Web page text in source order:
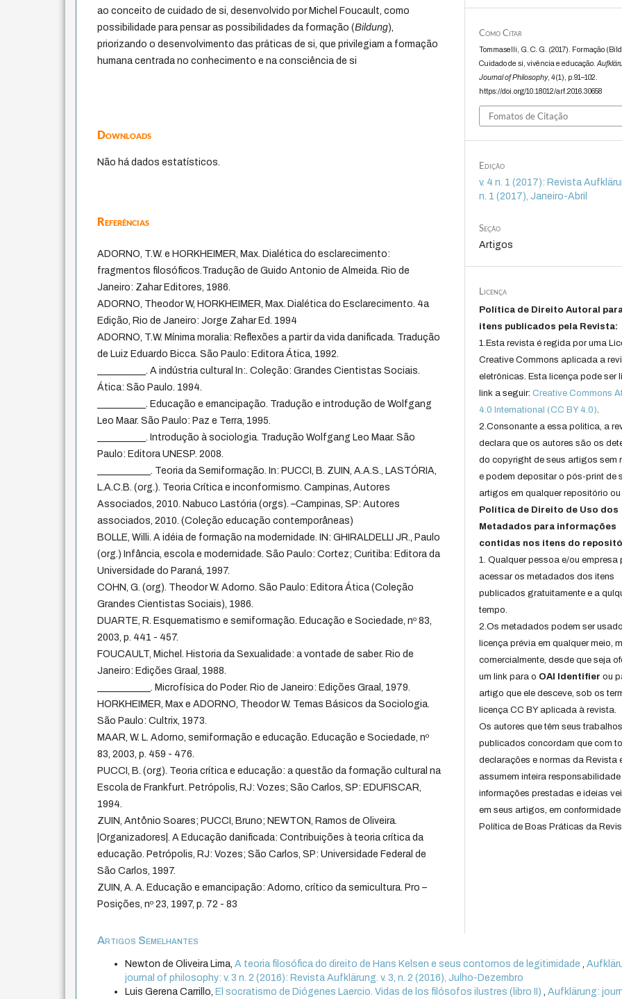
ao conceito de cuidado de si, desenvolvido por Michel Foucault, como
possibilidade para pensar as possibilidades da formação (Bildung),
priorizando o desenvolvimento das práticas de si, que privilegiam a formação
humana centrada no conhecimento e na consciência de si
Downloads
Não há dados estatísticos.
Referências
ADORNO, T.W. e HORKHEIMER, Max. Dialética do esclarecimento:
fragmentos filosóficos.Tradução de Guido Antonio de Almeida. Rio de
Janeiro: Zahar Editores, 1986.
ADORNO, Theodor W, HORKHEIMER, Max. Dialética do Esclarecimento. 4a
Edição, Rio de Janeiro: Jorge Zahar Ed. 1994
ADORNO, T.W. Mínima moralia: Reflexões a partir da vida danificada. Tradução
de Luiz Eduardo Bicca. São Paulo: Editora Ática, 1992.
__________. A indústria cultural In:. Coleção: Grandes Cientistas Sociais.
Ática: São Paulo. 1994.
__________. Educação e emancipação. Tradução e introdução de Wolfgang
Leo Maar. São Paulo: Paz e Terra, 1995.
__________. Introdução à sociologia. Tradução Wolfgang Leo Maar. São
Paulo: Editora UNESP. 2008.
___________. Teoria da Semiformação. In: PUCCI, B. ZUIN, A.A.S., LASTÓRIA,
L.A.C.B. (org.). Teoria Crítica e inconformismo. Campinas, Autores
Associados, 2010. Nabuco Lastória (orgs). –Campinas, SP: Autores
associados, 2010. (Coleção educação contemporâneas)
BOLLE, Willi. A idéia de formação na modernidade. IN: GHIRALDELLI JR., Paulo
(org.) Infância, escola e modernidade. São Paulo: Cortez; Curitiba: Editora da
Universidade do Paraná, 1997.
COHN, G. (org). Theodor W. Adorno. São Paulo: Editora Ática (Coleção
Grandes Cientistas Sociais), 1986.
DUARTE, R. Esquematismo e semiformação. Educação e Sociedade, nº 83,
2003, p. 441 - 457.
FOUCAULT, Michel. Historia da Sexualidade: a vontade de saber. Rio de
Janeiro: Edições Graal, 1988.
___________. Microfísica do Poder. Rio de Janeiro: Edições Graal, 1979.
HORKHEIMER, Max e ADORNO, Theodor W. Temas Básicos da Sociologia.
São Paulo: Cultrix, 1973.
MAAR, W. L. Adorno, semiformação e educação. Educação e Sociedade, nº
83, 2003, p. 459 - 476.
PUCCI, B. (org). Teoria crítica e educação: a questão da formação cultural na
Escola de Frankfurt. Petrópolis, RJ: Vozes; São Carlos, SP: EDUFISCAR,
1994.
ZUIN, Antônio Soares; PUCCI, Bruno; NEWTON, Ramos de Oliveira.
|Organizadores|. A Educação danificada: Contribuições à teoria crítica da
educação. Petrópolis, RJ: Vozes; São Carlos, SP: Universidade Federal de
São Carlos, 1997.
ZUIN, A. A. Educação e emancipação: Adorno, crítico da semicultura. Pro –
Posições, nº 23, 1997, p. 72 - 83
Como Citar
Tommaselli, G. C. G. (2017). Formação
Cuidado de si, vivência e educação.
Journal of Philosophy,4(1), p.91–102.
https://doi.org/10.18012/arf.2016.30658
Fomatos de Citação
Edição
v. 4 n. 1 (2017): Revista
n. 1 (2017), Janeiro-Abril
Seção
Artigos
Licença
Política de Direito Autoral
itens publicados pela Revista:
1.Esta revista é regida por uma
Creative Commons aplicada a
eletrônicas. Esta licença pode ser
link a seguir:Creative Commons
4.0 International (CC BY 4.0).
2.Consonante a essa politica, a
declara que os autores são os
do copyright de seus artigos sem
e podem depositar o pós-print de
artigos em qualquer repositório ou
Política de Direito de Uso dos
Metadados para informações
contidas nos itens do
1. Qualquer pessoa e/ou empresa
acessar os metadados dos itens
publicados gratuitamente e a
tempo.
2.Os metadados podem ser
licença prévia em qualquer meio,
comercialmente, desde que seja
um link para o OAI Identifier ou
artigo que ele desceve, sob os
licença CC BY aplicada à revista.
Os autores que têm seus trabalhos
publicados concordam que com
declarações e normas da Revista
assumem inteira responsabilidade
informações prestadas e ideias
em seus artigos, em
Política de Boas Práticas da
Artigos Semelhantes
Newton de Oliveira Lima,A teoria filosófica do direito de Hans Kelsen e seus contornos de legitimidade ,
journal of philosophy: v. 3 n. 2 (2016): Revista Aufklärung. v. 3, n. 2 (2016), Julho-Dezembro
Luis Gerena Carrillo, El socratismo de Diógenes Laercio. Vidas de los filósofos ilustres (libro II) ,Aufklärung: